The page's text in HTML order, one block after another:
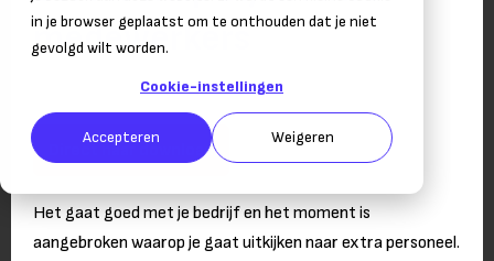
in je browser geplaatst om te onthouden dat je niet
gevolgd wilt worden.
Cookie-instellingen
Accepteren Weigeren
medewerkers
Hoe vind je goed personeel?
Direct naar download
Het gaat goed met je bedrijf en het moment is
aangebroken waarop je gaat uitkijken naar extra personeel.